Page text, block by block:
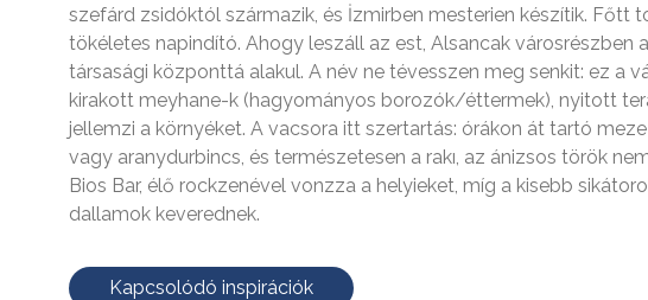
szefárd zsidóktól származik, és İzmirben mesterien készítik. Főtt
tökéletes napindító. Ahogy leszáll az est, Alsancak városrészben a
társasági központtá alakul. A név ne tévesszen meg senkit: ez a
kirakott meyhane-k (hagyományos borozók/éttermek), nyitott
jellemzi a környéket. A vacsora itt szertartás: órákon át tartó
vagy aranydurbincs, és természetesen a rakı, az ánizsos török
Bios Bar, élő rockzenével vonzza a helyieket, míg a kisebb
dallamok keverednek.
Kapcsolódó inspirációk